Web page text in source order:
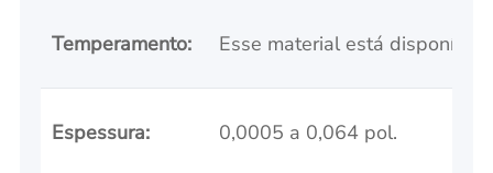
Temperamento: Esse material está disponível
Espessura: 0,0005 a 0,064 pol.